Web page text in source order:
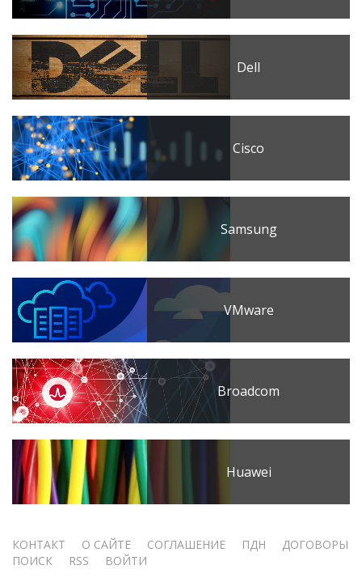
Dell
Cisco
Samsung
VMware
Broadcom
Huawei
Меню
КОНТАКТ О САЙТЕ СОГЛАШЕНИЕ ПДН
ДОГОВОРЫ
ПОИСК
RSS ВОЙТИ